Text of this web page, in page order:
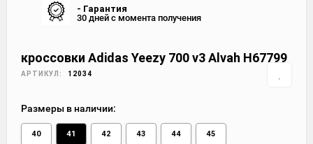
- Гарантия
30 дней с момента получения
кроссовки Adidas Yeezy 700 v3 Alvah H67799
АРТИКУЛ: 12034
Размеры в наличии:
40 41 42 43 44 45